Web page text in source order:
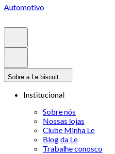
Automotivo
Sobre a Le biscuit
Institucional
Sobre nós
Nossas lojas
Clube Minha Le
Blog da Le
Trabalhe conosco